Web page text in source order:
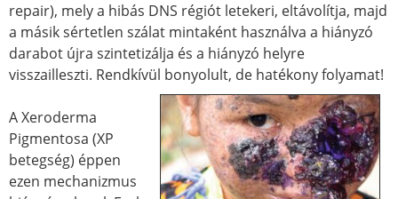
repair), mely a hibás DNS régiót letekeri, eltávolítja, majd
a másik sértetlen szálat mintaként használva a hiányzó
darabot újra szintetizálja és a hiányzó helyre
visszailleszti. Rendkívül bonyolult, de hatékony folyamat!
A Xeroderma
Pigmentosa (XP
betegség) éppen
ezen mechanizmus